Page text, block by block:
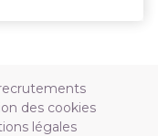
des cookies
légales